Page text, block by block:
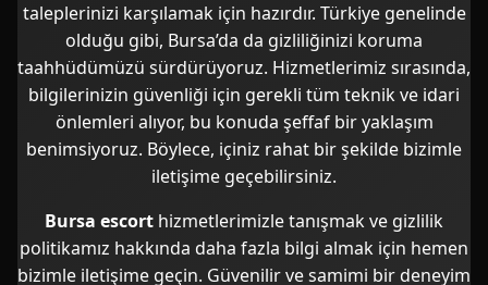
taleplerinizi karşılamak için hazırdır. Türkiye genelinde
olduğu gibi, Bursa’da da gizliliğinizi koruma
taahhüdümüzü sürdürüyoruz. Hizmetlerimiz sırasında,
bilgilerinizin güvenliği için gerekli tüm teknik ve idari
önlemleri alıyor, bu konuda şeffaf bir yaklaşım
benimsiyoruz. Böylece, içiniz rahat bir şekilde bizimle
iletişime geçebilirsiniz.
Bursa escort hizmetlerimizle tanışmak ve gizlilik
politikamız hakkında daha fazla bilgi almak için hemen
bizimle iletişime geçin. Güvenilir ve samimi bir deneyim